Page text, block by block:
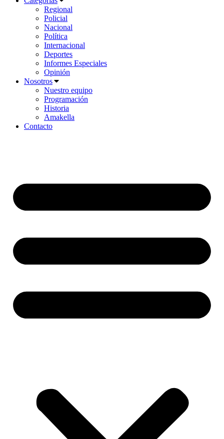
Regional
Policial
Nacional
Política
Internacional
Deportes
Informes Especiales
Opinión
Nosotros
Nuestro equipo
Programación
Historia
Amakella
Contacto